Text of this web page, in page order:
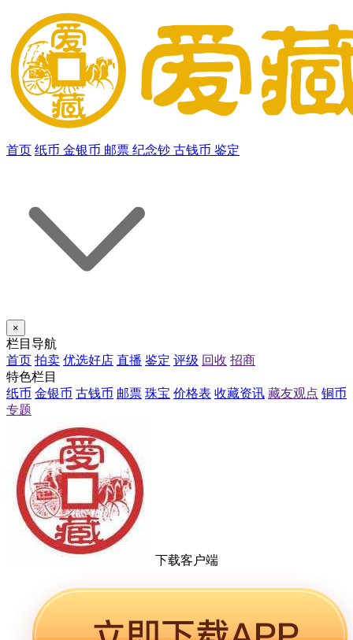
首页 纸币 金银币 邮票 纪念钞 古钱币 鉴定
×
栏目导航
首页 拍卖 优选好店 直播 鉴定 评级 回收 招商
特色栏目
纸币 金银币 古钱币 邮票 珠宝 价格表 收藏资讯 藏友观点 铜币
专题
下载客户端